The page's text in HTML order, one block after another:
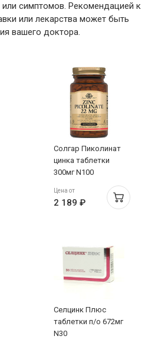
или симптомов. Рекомендацией к
или лекарства может быть
вашего доктора.
Солгар Пиколинат
цинка таблетки
300мг N100
Цена от
2 189 ₽
Селцинк Плюс
таблетки п/о 672мг
N30